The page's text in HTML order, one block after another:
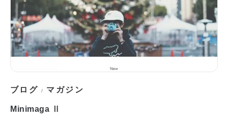
ブログ / マガジン
Minimaga Ⅱ